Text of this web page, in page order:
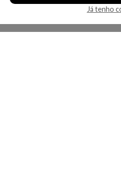
Já tenho